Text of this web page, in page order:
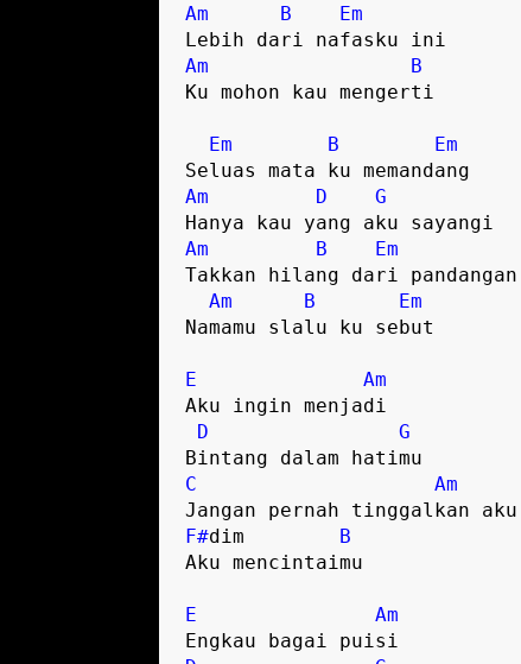
Am
B
Em
Am
B
Ku mohon kau mengerti
Em B
Em
Am
D
G
Am
B
Em
Takkan hilang dari pandangan
Am
B
Em
Namamu slalu ku sebut
E
Am
Aku ingin menjadi
D
G
C
Am
F#dim B
Aku mencintaimu
E
Am